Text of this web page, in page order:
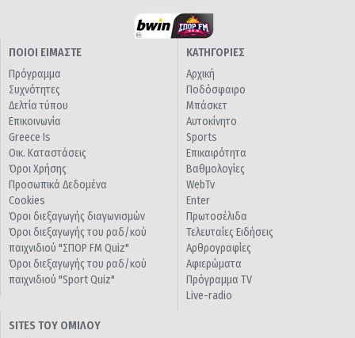
ΠΟΙΟΙ ΕΙΜΑΣΤΕ
Πρόγραμμα
Συχνότητες
Δελτία τύπου
Επικοινωνία
Greece Is
Οικ. Καταστάσεις
Όροι Χρήσης
Προσωπικά Δεδομένα
Cookies
Όροι διεξαγωγής διαγωνισμών
Όροι διεξαγωγής του ραδ/κού
παιχνιδιού "ΣΠΟΡ FM Quiz"
Όροι διεξαγωγής του ραδ/κού
παιχνιδιού "Sport Quiz"
ΚΑΤΗΓΟΡΙΕΣ
Αρχική
Ποδόσφαιρο
Μπάσκετ
Αυτοκίνητο
Sports
Επικαιρότητα
Βαθμολογίες
WebTv
Enter
Πρωτοσέλιδα
Τελευταίες Ειδήσεις
Αρθρογραφίες
Αφιερώματα
Πρόγραμμα TV
Live-radio
SITES ΤΟΥ ΟΜΙΛΟΥ